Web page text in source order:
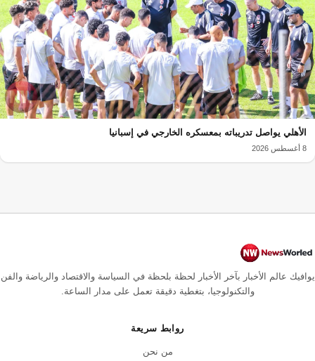
الأهلي يواصل تدريباته بمعسكره الخارجي في إسبانيا
8 أغسطس 2026
يوافيك عالم الأخبار بآخر الأخبار لحظة بلحظة في السياسة والاقتصاد والرياضة والفن
والتكنولوجيا، بتغطية دقيقة تعمل على مدار الساعة.
روابط سريعة
من نحن